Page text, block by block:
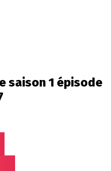
saison 1 épisode